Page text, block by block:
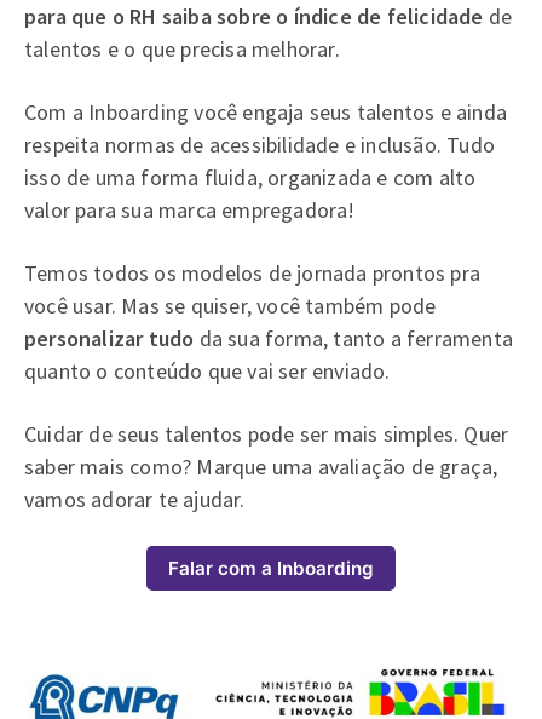
para que o RH saiba sobre o índice de felicidade de
talentos e o que precisa melhorar.
Com a Inboarding você engaja seus talentos e ainda
respeita normas de acessibilidade e inclusão. Tudo
isso de uma forma fluida, organizada e com alto
valor para sua marca empregadora!
Temos todos os modelos de jornada prontos pra
você usar. Mas se quiser, você também pode
personalizar tudo da sua forma, tanto a ferramenta
quanto o conteúdo que vai ser enviado.
Cuidar de seus talentos pode ser mais simples. Quer
saber mais como? Marque uma avaliação de graça,
vamos adorar te ajudar.
Falar com a Inboarding